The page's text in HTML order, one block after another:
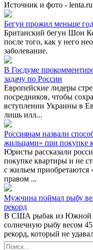
Источник и фото -
Бегун прожил меньше
Британский бегун Шон
после того, как у него
заболевание.
В Госдуме
задачу по России
Европейские лидеры
посредников, чтобы
вступлении Украины в
лишь илл...
Россиянам назвали
жильцами» при покупке
Юристы рассказали
покупке квартиры и не
с жильем
правом ...
Мужчина поймал рыбу
рекорд
В США рыбак из Южной
солнечную рыбу весом
рекорд, который не